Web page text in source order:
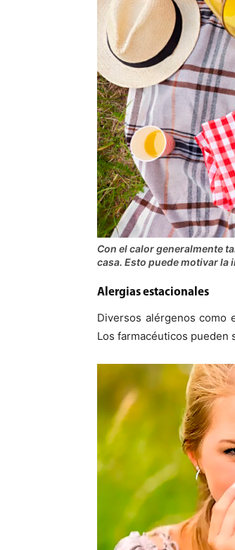
Con el calor generalmente
casa. Esto puede motivar la
Alergias estacionales
Diversos alérgenos como
Los farmacéuticos